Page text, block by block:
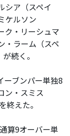
シア（スペイ
ケルソン
ク・リーシュマ
・ラーム（スペ
続く。
ブンパー単独8
ン・スミス
終えた。
算9オーバー単